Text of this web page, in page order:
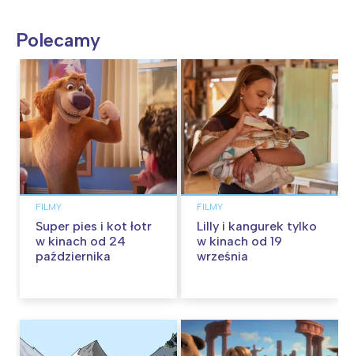
Polecamy
FILMY
Super pies i kot łotr
w kinach od 24
października
FILMY
Lilly i kangurek tylko
w kinach od 19
września